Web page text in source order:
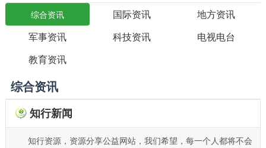
综合资讯 国际资讯
地方资讯
军事资讯
科技资讯
电视电台
教育资讯
综合资讯
知行新闻
知行资源，资源分享公益网站，我们希望，每一个人都将不会